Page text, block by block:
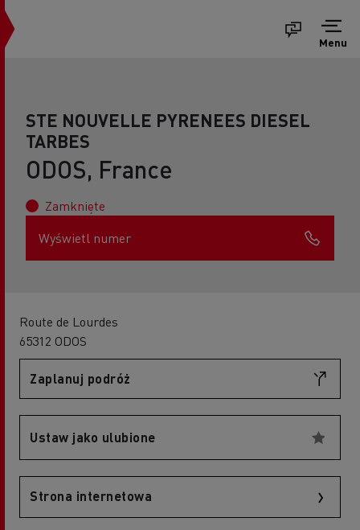
Menu
STE NOUVELLE PYRENEES DIESEL
TARBES
ODOS, France
Zamknięte
Wyświetl numer
Route de Lourdes
65312 ODOS
Zaplanuj podróż
Ustaw jako ulubione
Strona internetowa